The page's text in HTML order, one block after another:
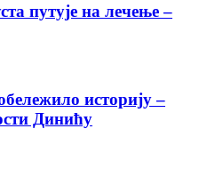
путује на лечење –
историју –
Динићу